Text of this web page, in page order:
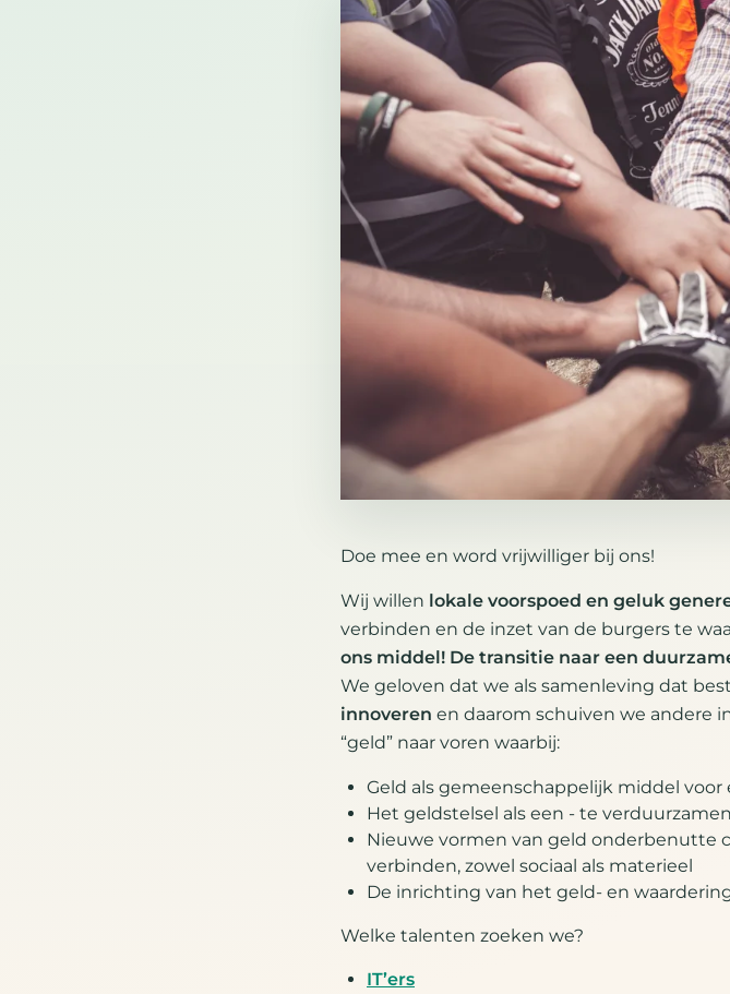
Doe mee en word vrijwilliger bij ons!
Wij willen lokale voorspoed en geluk
verbinden en de inzet van de burgers te
ons middel! De transitie naar een
We geloven dat we als samenleving dat
innoveren en daarom schuiven we andere
“geld” naar voren waarbij:
Geld als gemeenschappelijk middel
Het geldstelsel als een - te
Nieuwe vormen van geld onderbenutte
verbinden, zowel sociaal als materieel
De inrichting van het geld- en
Welke talenten zoeken we?
IT’ers